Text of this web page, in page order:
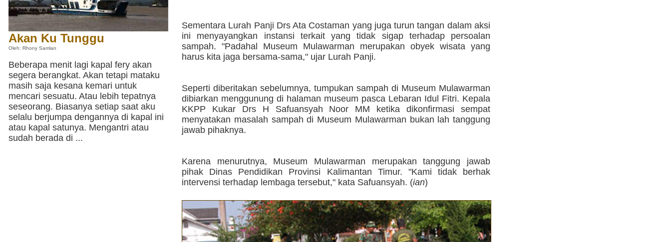
Akan Ku Tunggu
Oleh: Rhony Samlan
Beberapa menit lagi kapal fery akan
segera berangkat. Akan tetapi mataku
masih saja kesana kemari untuk
mencari sesuatu. Atau lebih tepatnya
seseorang. Biasanya setiap saat aku
selalu berjumpa dengannya di kapal ini
atau kapal satunya. Mengantri atau
sudah berada di ...
Sementara Lurah Panji Drs Ata Costaman yang juga turun tangan dalam aksi
ini menyayangkan instansi terkait yang tidak sigap terhadap persoalan
sampah. "Padahal Museum Mulawarman merupakan obyek wisata yang
harus kita jaga bersama-sama," ujar Lurah Panji.
Seperti diberitakan sebelumnya, tumpukan sampah di Museum Mulawarman
dibiarkan menggunung di halaman museum pasca Lebaran Idul Fitri. Kepala
KKPP Kukar Drs H Safuansyah Noor MM ketika dikonfirmasi sempat
menyatakan masalah sampah di Museum Mulawarman bukan lah tanggung
jawab pihaknya.
Karena menurutnya, Museum Mulawarman merupakan tanggung jawab
pihak Dinas Pendidikan Provinsi Kalimantan Timur. "Kami tidak berhak
intervensi terhadap lembaga tersebut," kata Safuansyah. (ian)